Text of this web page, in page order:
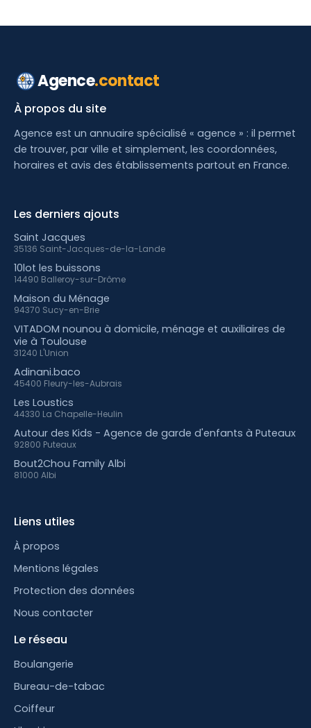
Agence.contact
À propos du site
Agence est un annuaire spécialisé « agence » : il permet
de trouver, par ville et simplement, les coordonnées,
horaires et avis des établissements partout en France.
Les derniers ajouts
Saint Jacques
35136 Saint-Jacques-de-la-Lande
10lot les buissons
14490 Balleroy-sur-Drôme
Maison du Ménage
94370 Sucy-en-Brie
VITADOM nounou à domicile, ménage et auxiliaires de
vie à Toulouse
31240 L'Union
Adinani.baco
45400 Fleury-les-Aubrais
Les Loustics
44330 La Chapelle-Heulin
Autour des Kids - Agence de garde d'enfants à Puteaux
92800 Puteaux
Bout2Chou Family Albi
81000 Albi
Liens utiles
À propos
Mentions légales
Protection des données
Nous contacter
Le réseau
Boulangerie
Bureau-de-tabac
Coiffeur